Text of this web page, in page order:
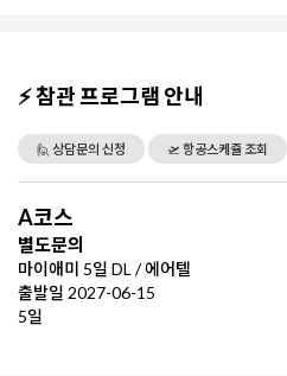
⚡ 참관 프로그램 안내
🙋 상담문의 신청 🛫 항공스케쥴 조회
A코스
별도문의
마이애미 5일 DL / 에어텔
출발일 2027-06-15
5일